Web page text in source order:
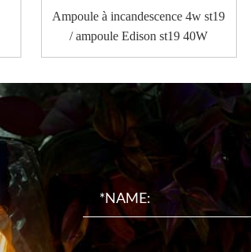
Ampoule à incandescence 4w st19
/ ampoule Edison st19 40W